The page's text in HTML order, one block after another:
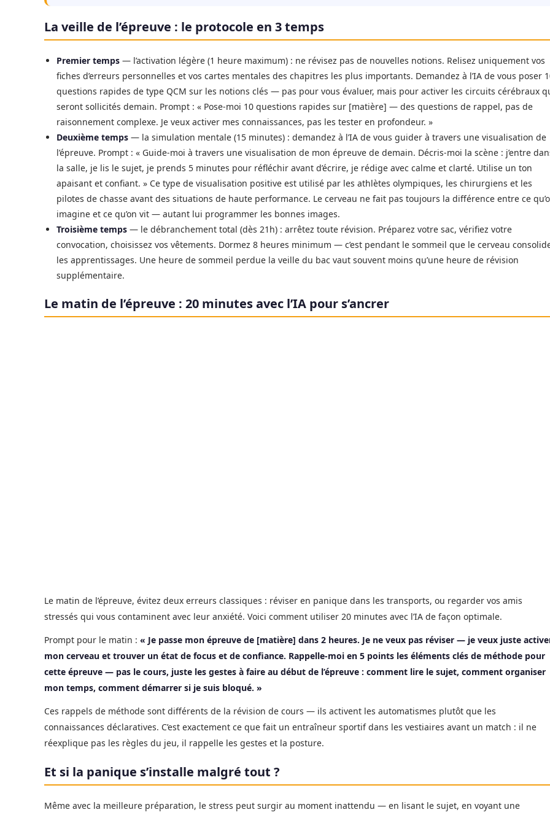
La veille de l’épreuve : le protocole en 3 temps
Premier temps — l’activation légère (1 heure maximum) : ne révisez pas de nouvelles notions. Relisez uniquement vos
fiches d’erreurs personnelles et vos cartes mentales des chapitres les plus importants. Demandez à l’IA de vous poser
questions rapides de type QCM sur les notions clés — pas pour vous évaluer, mais pour activer les circuits cérébraux
seront sollicités demain. Prompt : « Pose-moi 10 questions rapides sur [matière] — des questions de rappel, pas de
raisonnement complexe. Je veux activer mes connaissances, pas les tester en profondeur. »
Deuxième temps — la simulation mentale (15 minutes) : demandez à l’IA de vous guider à travers une visualisation de
l’épreuve. Prompt : « Guide-moi à travers une visualisation de mon épreuve de demain. Décris-moi la scène : j’entre
la salle, je lis le sujet, je prends 5 minutes pour réfléchir avant d’écrire, je rédige avec calme et clarté. Utilise un ton
apaisant et confiant. » Ce type de visualisation positive est utilisé par les athlètes olympiques, les chirurgiens et les
pilotes de chasse avant des situations de haute performance. Le cerveau ne fait pas toujours la différence entre ce
imagine et ce qu’on vit — autant lui programmer les bonnes images.
Troisième temps — le débranchement total (dès 21h) : arrêtez toute révision. Préparez votre sac, vérifiez votre
convocation, choisissez vos vêtements. Dormez 8 heures minimum — c’est pendant le sommeil que le cerveau
les apprentissages. Une heure de sommeil perdue la veille du bac vaut souvent moins qu’une heure de révision
supplémentaire.
Le matin de l’épreuve : 20 minutes avec l’IA pour s’ancrer
Le matin de l’épreuve, évitez deux erreurs classiques : réviser en panique dans les transports, ou regarder vos amis
stressés qui vous contaminent avec leur anxiété. Voici comment utiliser 20 minutes avec l’IA de façon optimale.
Prompt pour le matin : « Je passe mon épreuve de [matière] dans 2 heures. Je ne veux pas réviser — je veux juste
mon cerveau et trouver un état de focus et de confiance. Rappelle-moi en 5 points les éléments clés de méthode pour
cette épreuve — pas le cours, juste les gestes à faire au début de l’épreuve : comment lire le sujet, comment organiser
mon temps, comment démarrer si je suis bloqué. »
Ces rappels de méthode sont différents de la révision de cours — ils activent les automatismes plutôt que les
connaissances déclaratives. C’est exactement ce que fait un entraîneur sportif dans les vestiaires avant un match : il ne
réexplique pas les règles du jeu, il rappelle les gestes et la posture.
Et si la panique s’installe malgré tout ?
Même avec la meilleure préparation, le stress peut surgir au moment inattendu — en lisant le sujet, en voyant une